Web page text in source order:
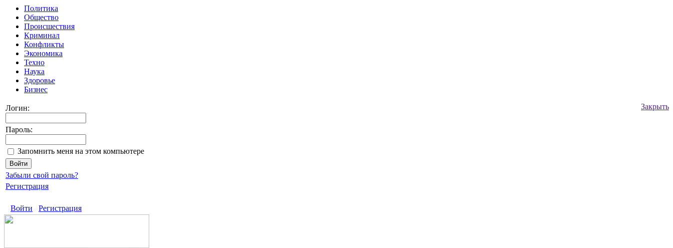
Политика
Общество
Происшествия
Криминал
Конфликты
Экономика
Техно
Наука
Здоровье
Бизнес
Закрыть
Логин:
Пароль:
Запомнить меня на этом компьютере
Забыли свой пароль?
Регистрация
Войти Регистрация